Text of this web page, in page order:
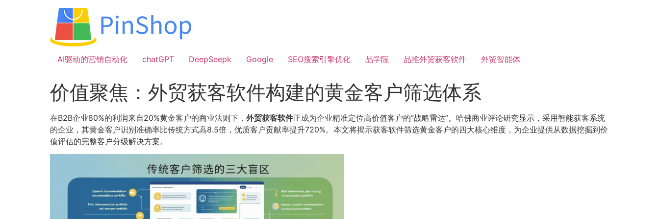
AI驱动的营销自动化
chatGPT DeepSeepk Google SEO搜索引擎优化 品学院 品推外贸获客软件 外贸智能体
价值聚焦：外贸获客软件构建的黄金客户筛选体系
在B2B企业80%的利润来自20%黄金客户的商业法则下， 外贸获客软件正成为企业精准定位高价值客户的”战略雷达”。哈佛商业评论研究显示，采用智能获客系统
的企业，其黄金客户识别准确率比传统方式高8.5倍，优质客户贡献率提升720%。本文将揭示获客软件筛选黄金客户的四大核心维度，为企业提供从数据挖掘到价
值评估的完整客户分级解决方案。